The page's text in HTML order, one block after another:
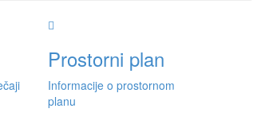
Prostorni plan
Informacije o prostornom
planu